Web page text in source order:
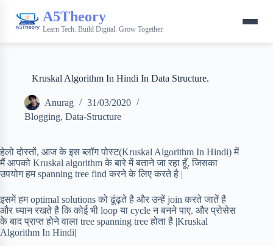
A5Theory
Learn Tech. Build Digital. Grow Together.
Kruskal Algorithm In Hindi In Data Structure.
Anurag
31/03/2020
Blogging, Data-Structure
हेलो दोस्तों, आज के इस ब्लॉग पोस्ट(Kruskal Algorithm In Hindi) में
मैं आपको Kruskal algorithm के बारे में बताने जा रहा हूँ, जिसका
उपयोग हम spanning tree find करने के लिए करते है |
इसमें हम optimal solutions को ढूंढ़ते है और उन्हें join करते जातें है
और ध्यान रखते है कि कोई भी loop या cycle न बनने पाए. और प्रोसेस
के बाद प्राप्त होने वाला tree spanning tree होता है |Kruskal
Algorithm In Hindi|